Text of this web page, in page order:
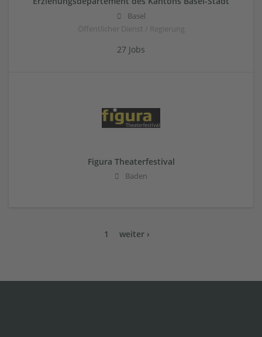
Basel
Öffentlicher Dienst / Regierung
27 Jobs
Figura Theaterfestival
Baden
1 weiter ›